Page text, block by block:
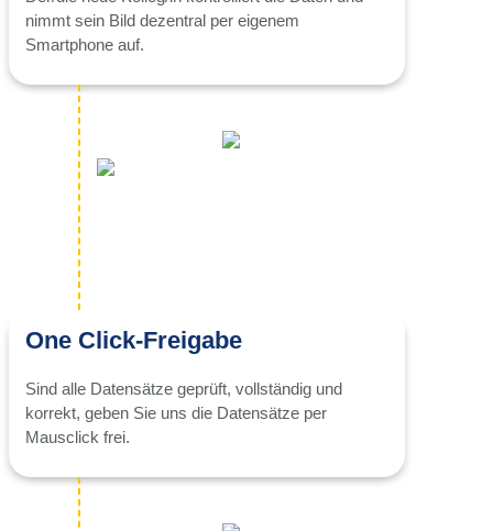
nimmt sein Bild dezentral per eigenem
Smartphone auf.
One Click-Freigabe
Sind alle Datensätze geprüft, vollständig und
korrekt, geben Sie uns die Datensätze per
Mausclick frei.